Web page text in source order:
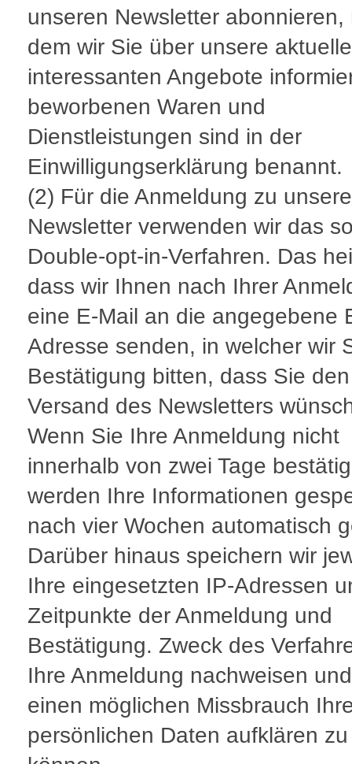
unseren Newsletter abonnieren,
dem wir Sie über unsere
interessanten Angebote
beworbenen Waren und
Dienstleistungen sind in der
Einwilligungserklärung benannt.
(2) Für die Anmeldung zu
Newsletter verwenden wir das
Double-opt-in-Verfahren. Das
dass wir Ihnen nach Ihrer
eine E-Mail an die angegebene
Adresse senden, in welcher wir
Bestätigung bitten, dass Sie den
Versand des Newsletters
Wenn Sie Ihre Anmeldung nicht
innerhalb von zwei Tage
werden Ihre Informationen
nach vier Wochen automatisch
Darüber hinaus speichern wir
Ihre eingesetzten IP-Adressen
Zeitpunkte der Anmeldung und
Bestätigung. Zweck des
Ihre Anmeldung nachweisen
einen möglichen Missbrauch
persönlichen Daten aufklären zu